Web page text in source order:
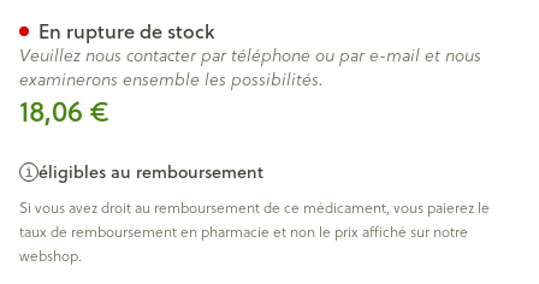
18,06 €
éligibles au remboursement
Si vous avez droit au remboursement de ce médicament, vous paierez le
taux de remboursement en pharmacie et non le prix affiché sur notre
webshop.
En rupture de stock
Veuillez nous contacter par téléphone ou par e-mail et nous
examinerons ensemble les possibilités.